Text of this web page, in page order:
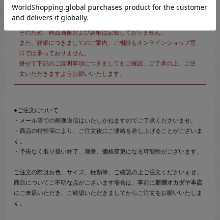
こちらのページは、店頭にてあらかじめ商品詳細および商品コード
をご確認いただいた上でご注文いただけるページです。
そのため、商品画像および詳細は記載しておりません。
また、詳細につきましてのご案内、ご相談もオンラインショップ窓
口では承っておりません。
併せて下記のご説明事項につきましてもご確認、ご了承の上、ご注
文いただきますようお願いいたします。
●ご注文について
・メール等での画像送信はいたしかねますのでご了承くださいませ。
・商品の特性等により、ご注文後にご連絡を差し上げることがございま
す。
・予告なく取り扱い終了、廃番、価格変更になる可能性がございます。
ご注文の際はお色、サイズ、種類等、ご確認の上ご注文くださいませ。
商品についてご不明な点がございます場合は、事前に新宿オカダヤ本店
にご来店いただき、ご確認いただきましてからご注文をお願いいたしま
す。